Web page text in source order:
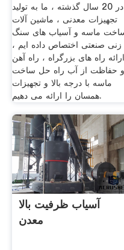
در 20 سال گذشته ، ما به تولید
تجهیزات معدنی ، ماشین آلات
ماسه و آسیاب های سنگ
زنی صنعتی اختصاص داده ایم ،
ارائه راه های بزرگراه ، راه آهن
و حفاظت از آب راه حل ساخت
ماسه با درجه بالا و تجهیزات
همسان را ارائه می دهیم.
آسیاب ظرفیت بالا
معدن